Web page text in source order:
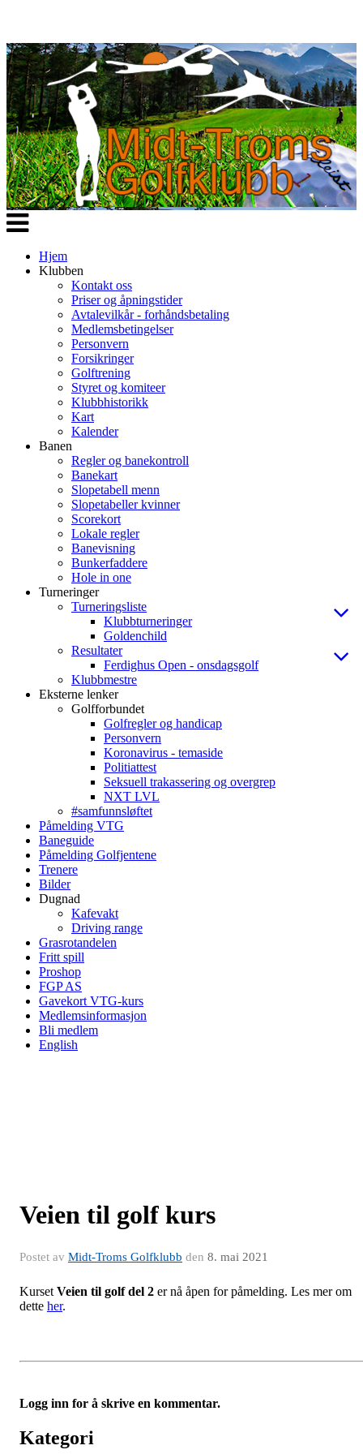
Veksle
navigasjon
Hjem
Klubben
Kontakt oss
Priser og åpningstider
Avtalevilkår - forhåndsbetaling
Medlemsbetingelser
Personvern
Forsikringer
Golftrening
Styret og komiteer
Klubbhistorikk
Kart
Kalender
Banen
Regler og banekontroll
Banekart
Slopetabell menn
Slopetabeller kvinner
Scorekort
Lokale regler
Banevisning
Bunkerfaddere
Hole in one
Turneringer
Turneringsliste
Klubbturneringer
Goldenchild
Resultater
Ferdighus Open - onsdagsgolf
Klubbmestre
Eksterne lenker
Golfforbundet
Golfregler og handicap
Personvern
Koronavirus - temaside
Politiattest
Seksuell trakassering og overgrep
NXT LVL
#samfunnsløftet
Påmelding VTG
Baneguide
Påmelding Golfjentene
Trenere
Bilder
Dugnad
Kafevakt
Driving range
Grasrotandelen
Fritt spill
Proshop
FGP AS
Gavekort VTG-kurs
Medlemsinformasjon
Bli medlem
English
Veien til golf kurs
Postet av Midt-Troms Golfklubb den 8. mai 2021
Kurset Veien til golf del 2 er nå åpen for påmelding. Les mer om
dette her.
Logg inn for å skrive en kommentar.
Kategori